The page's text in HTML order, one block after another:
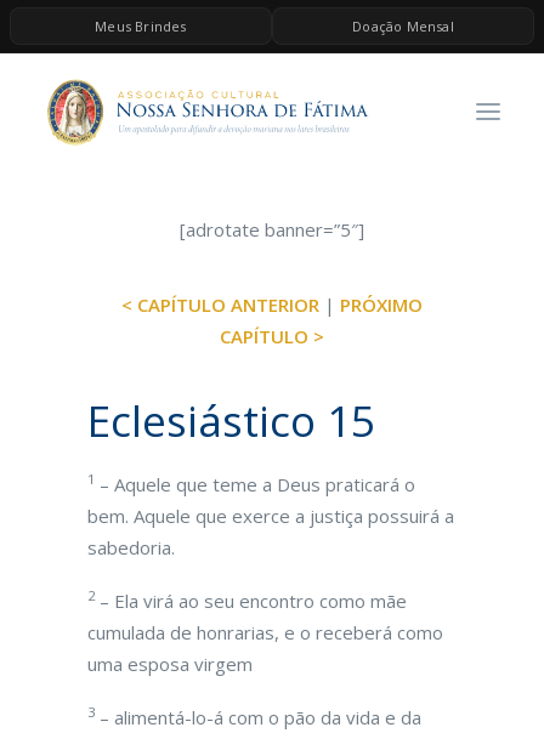
Meus Brindes Doação Mensal
HOME
A ASSOCIAÇÃO
ESPIRITUALIDADE
BRINDES
[adrotate banner=”5″]
< CAPÍTULO ANTERIOR | PRÓXIMO
CAPÍTULO >
Eclesiástico 15
1 – Aquele que teme a Deus praticará o
bem. Aquele que exerce a justiça possuirá a
sabedoria.
2– Ela virá ao seu encontro como mãe
cumulada de honrarias, e o receberá como
uma esposa virgem
3 – alimentá-lo-á com o pão da vida e da